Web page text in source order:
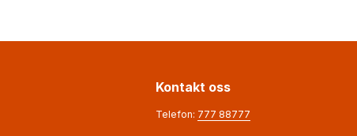
Kontakt oss
Telefon: 777 88777